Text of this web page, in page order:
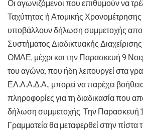
Οι αγωνιζόμενοι που επιθυμούν να
Ταχύτητας ή Ατομικής
υποβάλλουν δήλωση συμμετοχής
Συστήματος Διαδικτυακής
ΟΜΑΕ, μέχρι και την Παρασκευή 9
του αγώνα, που ήδη λειτουργεί στα
ΕΛ.Λ.Α.Δ.Α., μπορεί να παρέχει
πληροφορίες για τη διαδικασία που
δήλωση συμμετοχής. Την Παρασκευή
Γραμματεία θα μεταφερθεί στην